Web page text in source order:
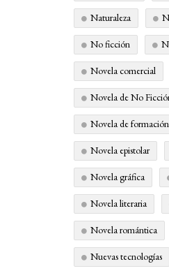
Naturaleza
No ficción
Novela comercial
Novela de No
Novela de formación
Novela epistolar
Novela gráfica
Novela literaria
Novela romántica
Nuevas tecnologías